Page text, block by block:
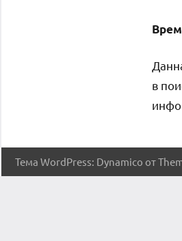
в
Тема WordPress: Dynamico от